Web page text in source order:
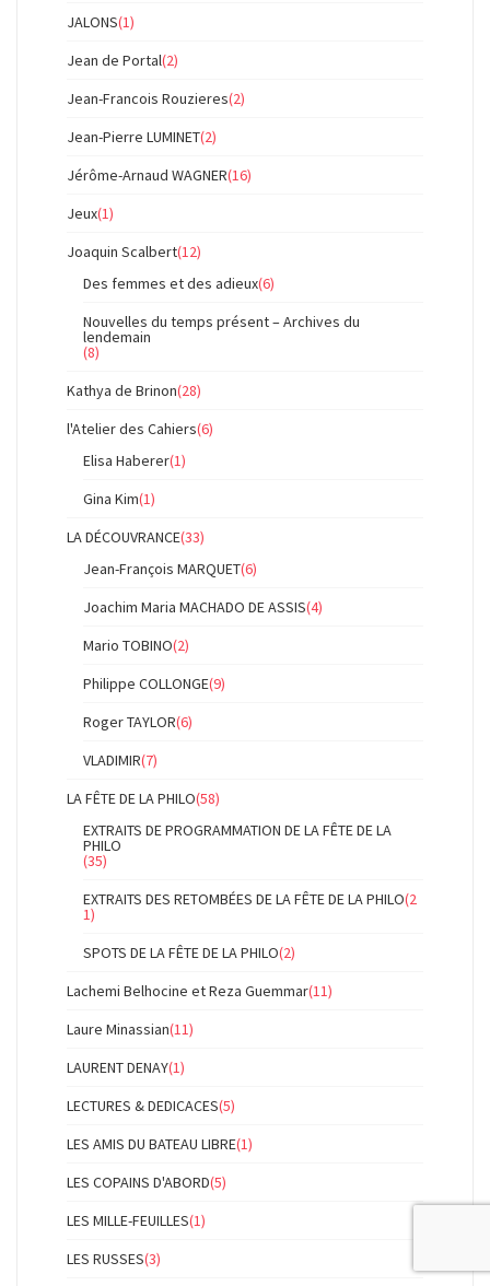
JALONS(1)
Jean de Portal(2)
Jean-Francois Rouzieres(2)
Jean-Pierre LUMINET(2)
Jérôme-Arnaud WAGNER(16)
Jeux(1)
Joaquin Scalbert(12)
Des femmes et des adieux(6)
Nouvelles du temps présent – Archives du
lendemain
(8)
Kathya de Brinon(28)
l'Atelier des Cahiers(6)
Elisa Haberer(1)
Gina Kim(1)
LA DÉCOUVRANCE(33)
Jean-François MARQUET(6)
Joachim Maria MACHADO DE ASSIS(4)
Mario TOBINO(2)
Philippe COLLONGE(9)
Roger TAYLOR(6)
VLADIMIR(7)
LA FÊTE DE LA PHILO(58)
EXTRAITS DE PROGRAMMATION DE LA FÊTE DE LA
PHILO
(35)
EXTRAITS DES RETOMBÉES DE LA FÊTE DE LA PHILO(2
1)
SPOTS DE LA FÊTE DE LA PHILO(2)
Lachemi Belhocine et Reza Guemmar(11)
Laure Minassian(11)
LAURENT DENAY(1)
LECTURES & DEDICACES(5)
LES AMIS DU BATEAU LIBRE(1)
LES COPAINS D'ABORD(5)
LES MILLE-FEUILLES(1)
LES RUSSES(3)